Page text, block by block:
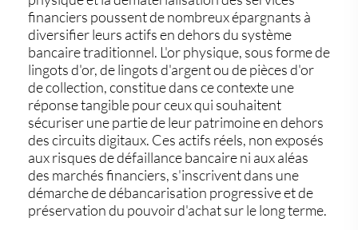
financiers poussent de nombreux épargnants à
diversifier leurs actifs en dehors du système
bancaire traditionnel. L'or physique, sous forme de
lingots d'or, de lingots d'argent ou de pièces d'or
de collection, constitue dans ce contexte une
réponse tangible pour ceux qui souhaitent
sécuriser une partie de leur patrimoine en dehors
des circuits digitaux. Ces actifs réels, non exposés
aux risques de défaillance bancaire ni aux aléas
des marchés financiers, s'inscrivent dans une
démarche de débancarisation progressive et de
préservation du pouvoir d'achat sur le long terme.